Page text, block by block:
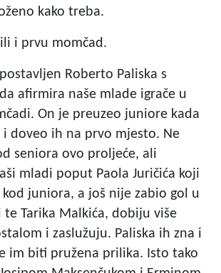
kako treba.
i prvu momčad.
Roberto Paliska s
afirmira naše mlade igrače u
On je preuzeo juniore kada
doveo ih na prvo mjesto. Ne
seniora ovo proljeće, ali
mladi poput Paola Juričića koji
juniora, a još nije zabio gol u
Tarika Malkića, dobiju više
i zaslužuju. Paliska ih zna i
im biti pružena prilika. Isto tako